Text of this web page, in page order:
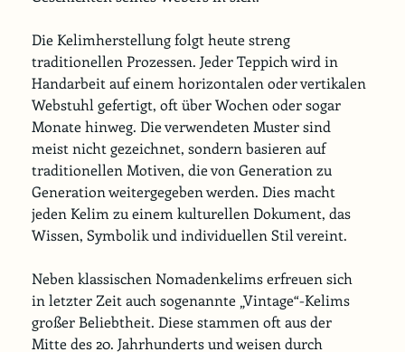
Die Kelimherstellung folgt heute streng
traditionellen Prozessen. Jeder Teppich wird in
Handarbeit auf einem horizontalen oder vertikalen
Webstuhl gefertigt, oft über Wochen oder sogar
Monate hinweg. Die verwendeten Muster sind
meist nicht gezeichnet, sondern basieren auf
traditionellen Motiven, die von Generation zu
Generation weitergegeben werden. Dies macht
jeden Kelim zu einem kulturellen Dokument, das
Wissen, Symbolik und individuellen Stil vereint.
Neben klassischen Nomadenkelims erfreuen sich
in letzter Zeit auch sogenannte „Vintage“-Kelims
großer Beliebtheit. Diese stammen oft aus der
Mitte des 20. Jahrhunderts und weisen durch